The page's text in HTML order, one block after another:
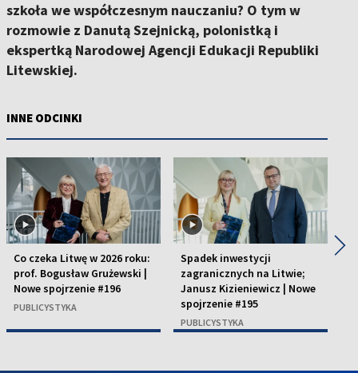
szkoła we współczesnym nauczaniu? O tym w
rozmowie z Danutą Szejnicką, polonistką i
ekspertką Narodowej Agencji Edukacji Republiki
Litewskiej.
INNE ODCINKI
Co czeka Litwę w 2026 roku:
prof. Bogusław Grużewski |
Nowe spojrzenie #196
PUBLICYSTYKA
Spadek inwestycji
zagranicznych na Litwie;
Janusz Kizieniewicz | Nowe
spojrzenie #195
PUBLICYSTYKA
▶